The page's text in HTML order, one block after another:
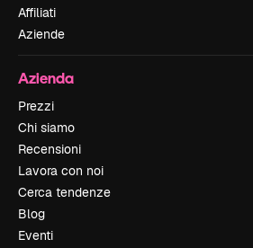
Affiliati
Aziende
Azienda
Prezzi
Chi siamo
Recensioni
Lavora con noi
Cerca tendenze
Blog
Eventi